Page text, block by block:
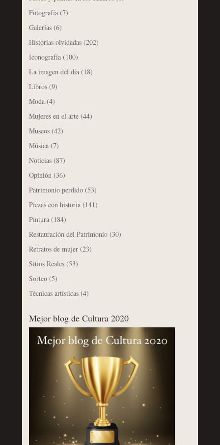
Fotografía(7)
Galerías(6)
Historias olvidadas(202)
Iconografía(100)
La imagen del día(18)
Libros(9)
Moda(4)
Mujeres en el arte(44)
Museos(42)
Música(7)
Noticias(87)
Opinión (36)
Patrimonio perdido(53)
Piezas con historia(141)
Pintura(184)
Restauración del Patrimonio(30)
Retratos de mujer(23)
Sitios Reales(53)
Sorteo(5)
Técnicas artísticas(4)
Mejor blog de Cultura 2020